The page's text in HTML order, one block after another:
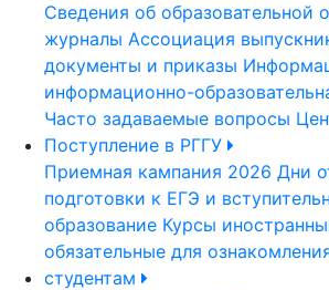
Сведения об образовательной
журналы Ассоциация
документы и приказы
информационно-
Часто задаваемые вопросы
Поступление в РГГУ
Приемная кампания 2026 Дни
подготовки к ЕГЭ и
образование Курсы
обязательные для
студентам